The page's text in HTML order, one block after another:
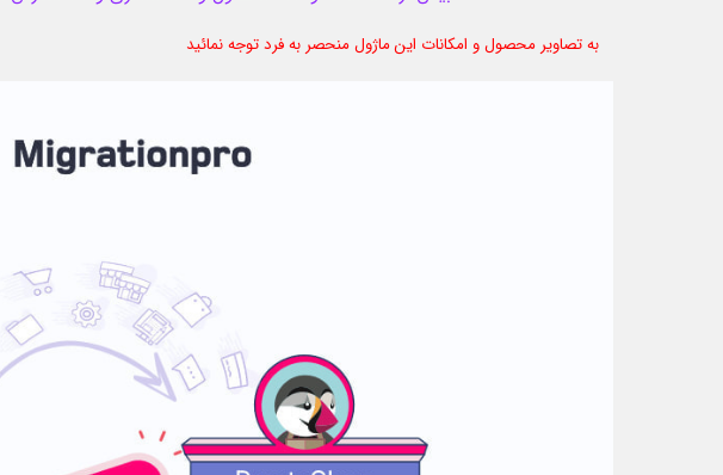
به تصاویر محصول و امکانات این ماژول منحصر به فرد توجه نمائید